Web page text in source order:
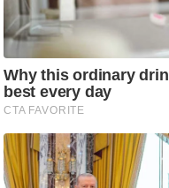
र
.
आ
ई
.
चा
य
प